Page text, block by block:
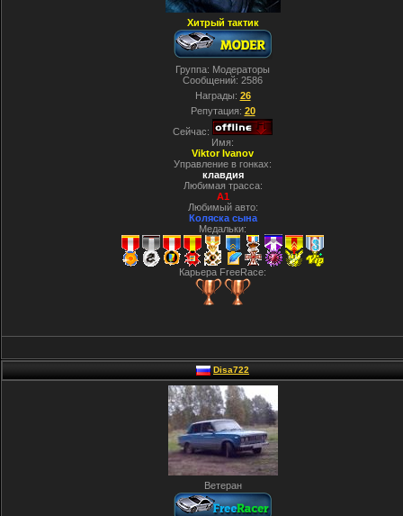
Хитрый тактик
Группа: Модераторы
Сообщений: 2586
Награды: 26
Репутация: 20
Сейчас:
Имя:
Viktor Ivanov
Управление в гонках:
клавдия
Любимая трасса:
A1
Любимый авто:
Коляска сына
Медальки:
Карьера FreeRace:
Disa722
Ветеран